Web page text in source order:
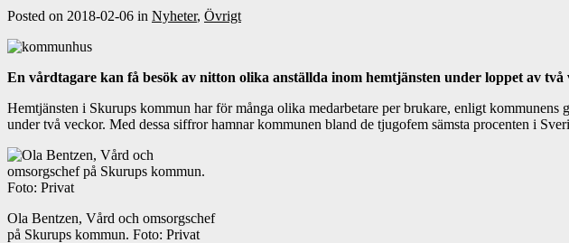
Posted on 2018-02-06 in Nyheter, Övrigt
En vårdtagare kan få besök av nitton olika anställda inom hemtjänsten under loppet av
Hemtjänsten i Skurups kommun har för många olika medarbetare per brukare, enligt
under två veckor. Med dessa siffror hamnar kommunen bland de tjugofem sämsta procenten i
Ola Bentzen, Vård och omsorgschef
på Skurups kommun. Foto: Privat